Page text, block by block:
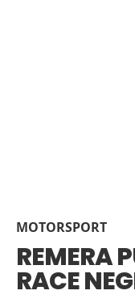
MOTORSPORT
REMERA
RACE